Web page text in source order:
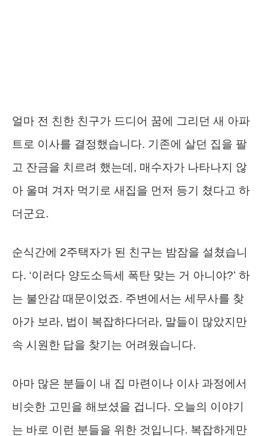
얼마 전 친한 친구가 드디어 꿈에 그리던 새 아파
트로 이사를 결정했습니다. 기존에 살던 집을 팔
고 잔금을 치르려 했는데, 매수자가 나타나지 않
아 울며 겨자 먹기로 새집을 먼저 등기 쳤다고 하
더군요.
순식간에 2주택자가 된 친구는 밤잠을 설쳤습니
다. ‘이러다 양도소득세 폭탄 맞는 거 아니야?’ 하
는 불안감 때문이었죠. 주변에서는 세무사를 찾
아가 보라, 법이 복잡하다더라, 말들이 많았지만
속 시원한 답을 찾기는 어려웠습니다.
아마 많은 분들이 내 집 마련이나 이사 과정에서
비슷한 고민을 해보셨을 겁니다. 오늘의 이야기
는 바로 이런 분들을 위한 것입니다. 복잡하게만